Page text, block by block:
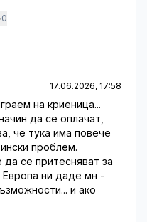
0
17.06.2026, 17:58
на криеница...
да се оплачат,
че тука има повече
проблем.
се притесняват за
Европа ни даде мн -
и ако